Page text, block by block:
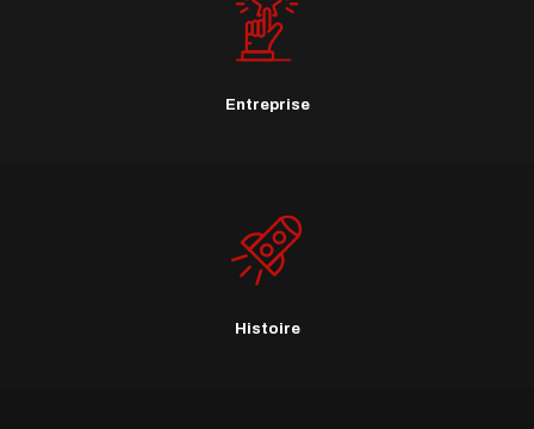
Entreprise
Histoire